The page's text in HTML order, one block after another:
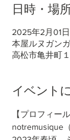
日時・場
2025年2月01
本屋ルヌガン
高松市亀井町
イベント
【プロフィール
notremusique